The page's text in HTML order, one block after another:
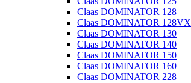
Claas DOMINATOR 128
Claas DOMINATOR 128VX
Claas DOMINATOR 130
Claas DOMINATOR 140
Claas DOMINATOR 150
Claas DOMINATOR 160
Claas DOMINATOR 228